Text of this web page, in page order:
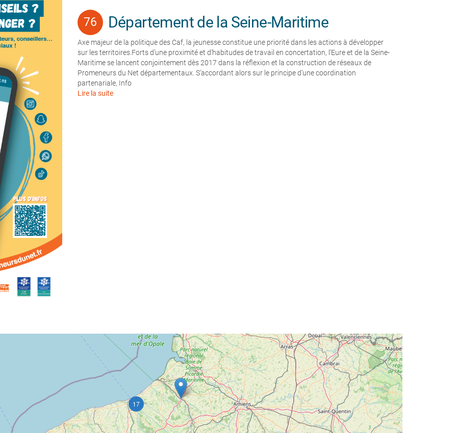
Département de la Seine-Maritime
Axe majeur de la politique des Caf, la jeunesse constitue une priorité dans les actions à développer
sur les territoires.Forts d’une proximité et d’habitudes de travail en concertation, l’Eure et de la Seine-
Maritime se lancent conjointement dès 2017 dans la réflexion et la construction de réseaux de
Promeneurs du Net départementaux. S’accordant alors sur le principe d’une coordination
partenariale, Info
Lire la suite
17